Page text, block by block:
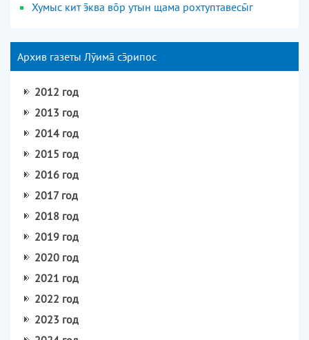
Хумыс кит ква вр утын щама рохтуптавесг
Архив газеты Лӯим срипос
2012 год
2013 год
2014 год
2015 год
2016 год
2017 год
2018 год
2019 год
2020 год
2021 год
2022 год
2023 год